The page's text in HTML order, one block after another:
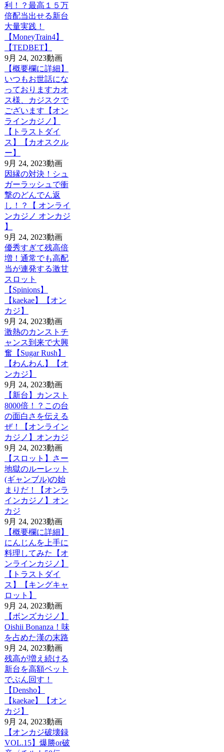
利！？最高１５万
倍配当出せる新台
大量実践！
【MoneyTrain4】
【TEDBET】
9月 24, 2023動画
【概要欄に詳細】
いつもお世話にな
っておりますカオ
ス様、カジスクで
ございます【オン
ラインカジノ】
【トラストダイ
ス】【カオスクル
ー】
9月 24, 2023動画
因縁の対決！シュ
ガーラッシュで衝
撃のどんでん返
し！？【 オンライ
ンカジノ オンカジ
】
9月 24, 2023動画
優秀すぎて残高倍
増！通常でも高配
当が連発する激甘
スロット
【Spinions】
【kaekae】【オン
カジ】
9月 24, 2023動画
激熱のカンストチ
ャンス到来で大興
奮【Sugar Rush】
【わんわん】【オ
ンカジ】
9月 24, 2023動画
【新台】カンスト
8000倍！？この台
の面白さを伝える
ぜ！【オンライン
カジノ】オンカジ
9月 24, 2023動画
【スロット】さー
地獄のルーレット
(ギャンブル)の始
まりだ！【オンラ
インカジノ】オン
カジ
9月 24, 2023動画
【概要欄に詳細】
にんじんを上手に
料理してみた【オ
ンラインカジノ】
【トラストダイ
ス】【キングキャ
ロット】
9月 24, 2023動画
【ボンズカジノ】
Oishii Bonanza！味
を占めた漢の末路
9月 24, 2023動画
残高が増え続ける
新台を高額ベット
でぶん回す！
【Densho】
【kaekae】【オン
カジ】
9月 24, 2023動画
【オンカジ破壊録
VOL.15】爆勝or破